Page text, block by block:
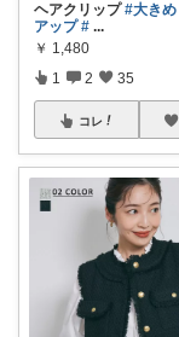
ヘアクリップ#大きめ
アップ # ...
￥ 1,480
1 2 35
コレ